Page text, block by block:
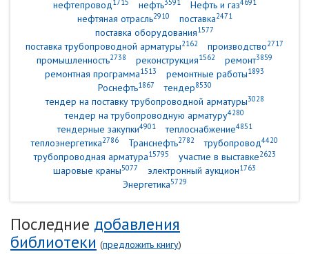
нефтепровод1715 нефть3591 Нефть и газ4691
нефтяная отрасль2910 поставка2471
поставка оборудования1577
поставка трубопроводной арматуры2162 производство2717
промышленность2738 реконструкция1562 ремонт3859
ремонтная программа1513 ремонтные работы1893
Роснефть1867 тендер8530
тендер на поставку трубопроводной арматуры3028
тендер на трубопроводную арматуру4280
тендерные закупки4901 теплоснабжение4851
теплоэнергетика2786 Транснефть2782 трубопровод4420
трубопроводная арматура15795 участие в выставке2623
шаровые краны5077 электронный аукцион1763
Энергетика5729
Последние добавления
библиотеки (предложить книгу)